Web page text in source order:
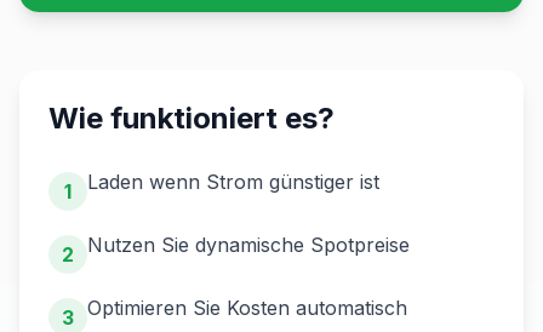
Wie funktioniert es?
1 Laden wenn Strom günstiger ist
2 Nutzen Sie dynamische Spotpreise
3 Optimieren Sie Kosten automatisch